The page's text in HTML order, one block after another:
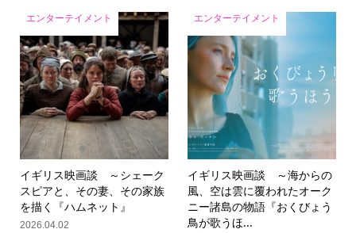
エンターテイメント
イギリス映画談 ～シェーク
スピアと、その妻、その家族
を描く『ハムネット』
2026.04.02
エンターテイメント
イギリス映画談 ～海からの
風、空は雲に覆われたオーク
ニー諸島の物語『おくびょう
鳥が歌うほ...